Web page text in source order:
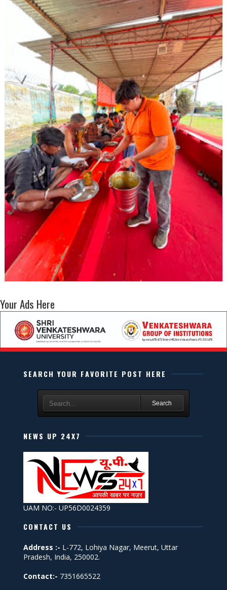
Your Ads Here
SEARCH YOUR FAVORITE POST HERE
Search
NEWS UP 24X7
UAM NO:- UP56D0024359
CONTACT US
Address :- L-772, Lohiya Nagar, Meerut, Uttar
Pradesh, India, 250002.
Contact:- 7351665522